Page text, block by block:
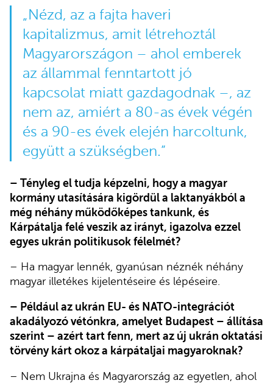
„Nézd, az a fajta haveri
kapitalizmus, amit létrehoztál
Magyarországon – ahol emberek
az állammal fenntartott jó
kapcsolat miatt gazdagodnak –, az
nem az, amiért a 80-as évek végén
és a 90-es évek elején harcoltunk,
együtt a szükségben.”
– Tényleg el tudja képzelni, hogy a magyar
kormány utasítására kigördül a laktanyákból a
még néhány működőképes tankunk, és
Kárpátalja felé veszik az irányt, igazolva ezzel
egyes ukrán politikusok félelmét?
– Ha magyar lennék, gyanúsan néznék néhány
magyar illetékes kijelentéseire és lépéseire.
– Például az ukrán EU- és NATO-integrációt
akadályozó vétónkra, amelyet Budapest – állítása
szerint – azért tart fenn, mert az új ukrán oktatási
törvény kárt okoz a kárpátaljai magyaroknak?
– Nem Ukrajna és Magyarország az egyetlen, ahol